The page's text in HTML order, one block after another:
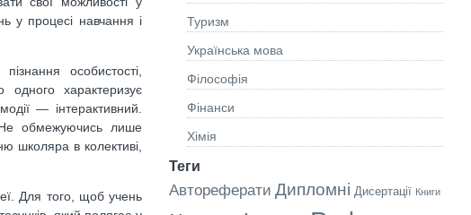
у процесі навчання і
особистості,
одного характеризує
— інтерактивний.
Не обмежуючись лише
школяра в колективі,
Для того, щоб учень
Туризм
Українська мова
Філософія
Фінанси
Хімія
Теги
Автореферати Дипломні Дисертації Книги